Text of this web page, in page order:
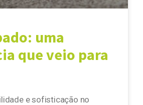
uma
que veio para
e sofisticação no